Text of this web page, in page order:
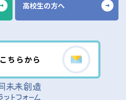
高校生の方へ
ちらから